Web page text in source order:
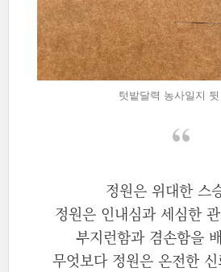
텃밭달력 농사일지 뒷
정원은 위대한 스
정원은 인내심과 세심한
부지런함과 겸손함을
무엇보다 정원은 온전한